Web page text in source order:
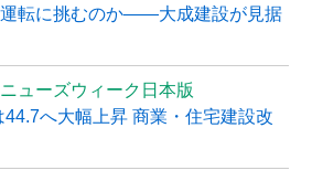
転に挑むのか――大成建設が見据
ニューズウィーク日本版
へ大幅上昇 商業・住宅建設改